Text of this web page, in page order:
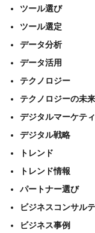
ツール選び
ツール選定
データ分析
データ活用
テクノロジー
テクノロジーの未来
デジタルマーケテ
デジタル戦略
トレンド
トレンド情報
パートナー選び
ビジネスコンサル
ビジネス事例